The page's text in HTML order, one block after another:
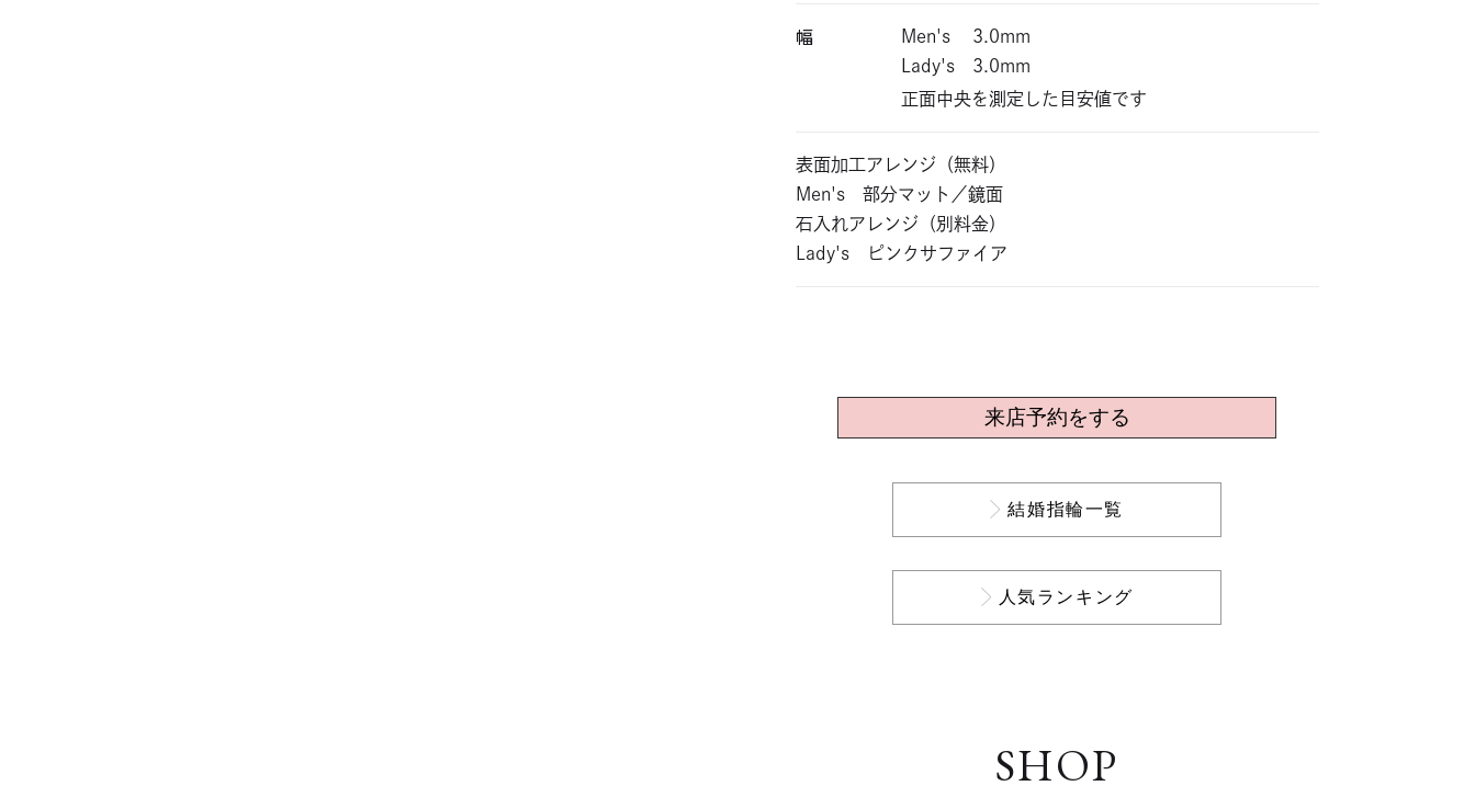
幅 Men's
3.0mm
Lady's
3.0mm
正面中央を測定した目安値です
表面加工アレンジ（無料）
Men's 部分マット／鏡面
石入れアレンジ（別料金）
Lady's ピンクサファイア
来店予約をする
結婚指輪一覧
人気ランキング
SHOP